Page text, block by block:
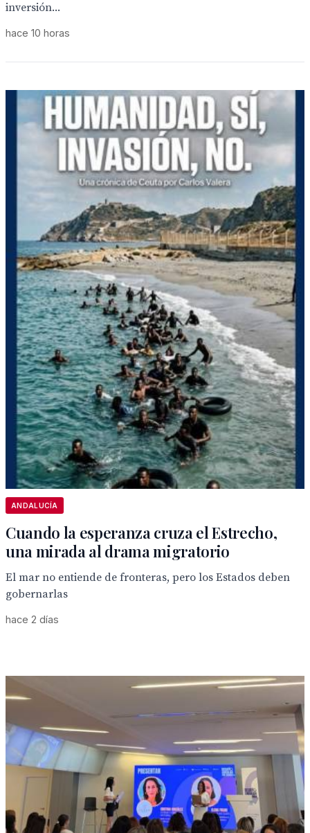
inversión...
hace 10 horas
ANDALUCÍA
Cuando la esperanza cruza el Estrecho,
una mirada al drama migratorio
El mar no entiende de fronteras, pero los Estados deben
gobernarlas
hace 2 días